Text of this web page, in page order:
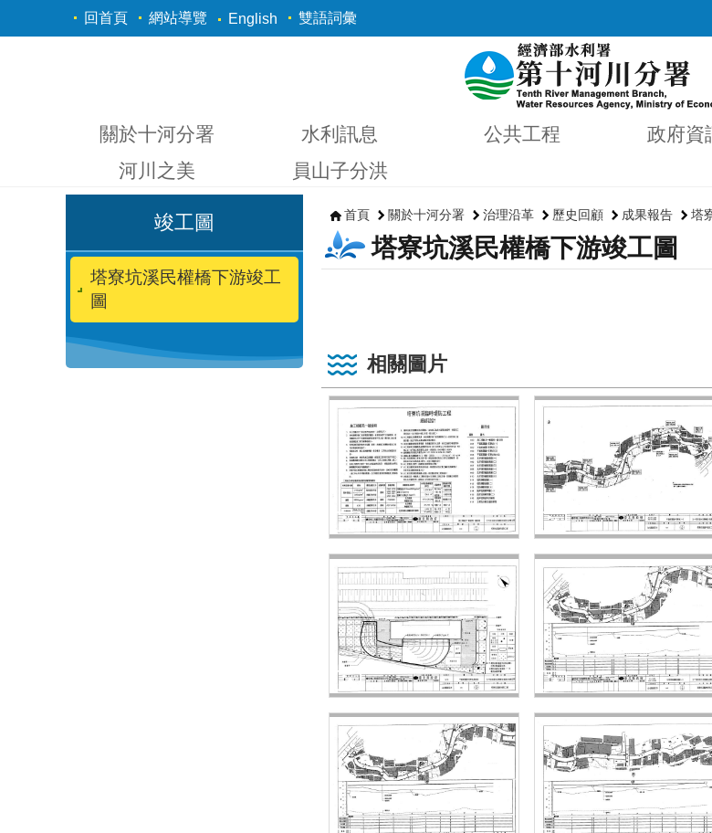
跳到主要內容區塊
回首頁 網站導覽 English 雙語詞彙
關於十河分署 水利訊息 公共工程 政府資
河川之美
員山子分洪
竣工圖
塔寮坑溪民權橋下游竣工
圖
首頁 關於十河分署 治理沿革 歷史回顧 成果報告 塔
塔寮坑溪民權橋下游竣工圖
相關圖片